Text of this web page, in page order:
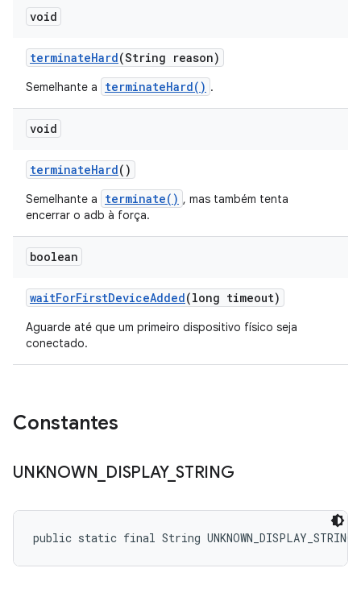
void
terminateHard(String reason)
Semelhante a terminateHard() .
void
terminateHard()
Semelhante a terminate() , mas também tenta
encerrar o adb à força.
boolean
waitForFirstDeviceAdded(long timeout)
Aguarde até que um primeiro dispositivo físico seja
conectado.
Constantes
UNKNOWN DISPLAY_ STRING
public static final String UNKNOWN_DISPLAY_STRING